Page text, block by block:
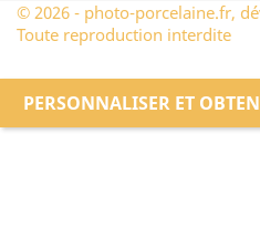
© 2026 - photo-porcelaine.fr,
Toute reproduction interdite
PERSONNALISER ET